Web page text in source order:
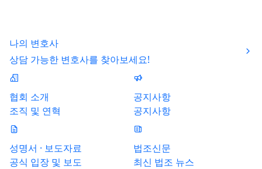
나의 변호사
상담 가능한 변호사를 찾아보세요!
협회 소개
조직 및 연혁
공지사항
공지사항
성명서 · 보도자료
공식 입장 및 보도
법조신문
최신 법조 뉴스